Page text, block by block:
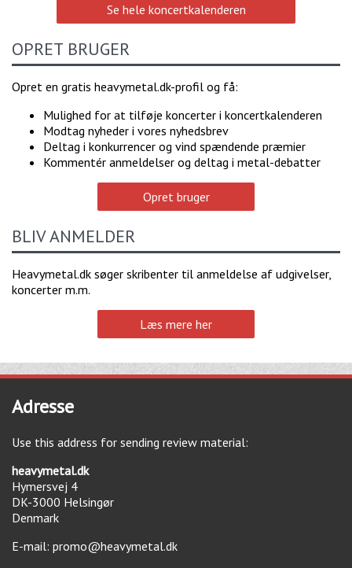
Se hele koncertkalenderen
OPRET BRUGER
Opret en gratis heavymetal.dk-profil og få:
Mulighed for at tilføje koncerter i koncertkalenderen
Modtag nyheder i vores nyhedsbrev
Deltag i konkurrencer og vind spændende præmier
Kommentér anmeldelser og deltag i metal-debatter
Opret bruger
BLIV ANMELDER
Heavymetal.dk søger skribenter til anmeldelse af udgivelser,
koncerter m.m.
Læs mere her
Adresse
Use this address for sending review material:
heavymetal.dk
Hymersvej 4
DK-3000 Helsingør
Denmark
E-mail: promo@heavymetal.dk